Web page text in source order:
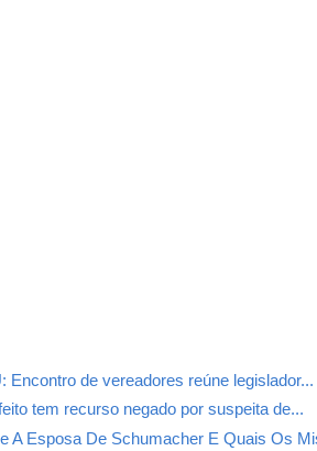
Encontro de vereadores reúne legislador...
tem recurso negado por suspeita de...
A Esposa De Schumacher E Quais Os